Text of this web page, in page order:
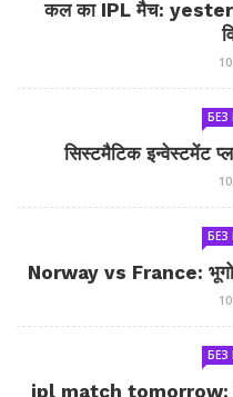
कल का IPL मैच:
БЕЗ
सिस्टमैटिक इन्वेस्टमेंट
БЕЗ
Norway vs France:
БЕЗ
ipl match tomorrow: